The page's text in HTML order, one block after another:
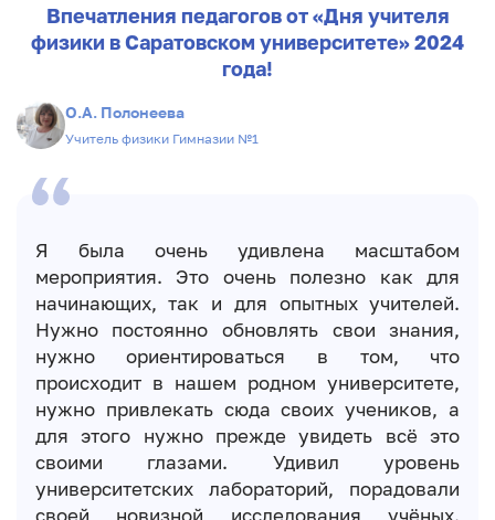
Впечатления педагогов от «Дня учителя
физики в Саратовском университете» 2024
года!
О.А. Полонеева
Учитель физики Гимназии №1
Я была очень удивлена масштабом
мероприятия. Это очень полезно как для
начинающих, так и для опытных учителей.
Нужно постоянно обновлять свои знания,
нужно ориентироваться в том, что
происходит в нашем родном университете,
нужно привлекать сюда своих учеников, а
для этого нужно прежде увидеть всё это
своими глазами. Удивил уровень
университетских лабораторий, порадовали